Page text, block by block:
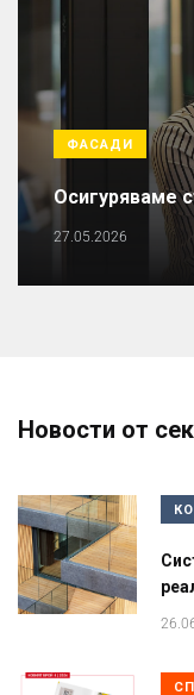
ФАСАДИ
Осигуряваме
27.05.2026
Новости от